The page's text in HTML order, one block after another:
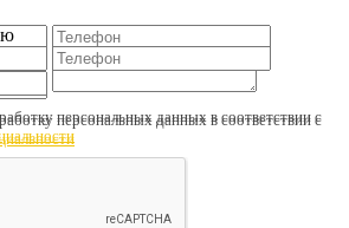
персональных данных в соответствии с
персональных данных в соответствии с